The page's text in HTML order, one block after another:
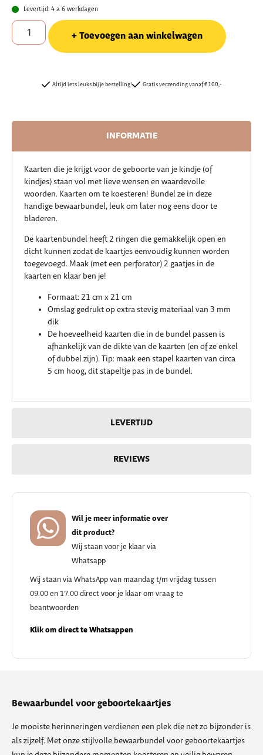
Levertijd: 4 a 6 werkdagen
Toevoegen aan winkelwagen
Altijd iets leuks bij je bestelling! Gratis verzending vanaf €100,-
INFORMATIE
LEVERTIJD
REVIEWS
Kaarten die je krijgt voor de geboorte van je kindje (of
kindjes) staan vol met lieve wensen en waardevolle
woorden. Kaarten om te koesteren! Bundel ze in deze
handige bewaarbundel, leuk om later nog eens door te
bladeren.
De kaartenbundel heeft 2 ringen die gemakkelijk open en
dicht kunnen zodat de kaartjes eenvoudig kunnen worden
toegevoegd. Maak (met een perforator) 2 gaatjes in de
kaarten en klaar ben je!
Formaat: 21 cm x 21 cm
Omslag gedrukt op extra stevig materiaal van 3 mm
dik
De hoeveelheid kaarten die in de bundel passen is
afhankelijk van de dikte van de kaarten (en of ze enkel
of dubbel zijn). Tip: maak een stapel kaarten van circa
5 cm hoog, dit stapeltje pas in de bundel.
Wil je meer informatie over
dit product?
Wij staan voor je klaar via
Whatsapp
Wij staan via WhatsApp van maandag t/m vrijdag tussen
09.00 en 17.00 direct voor je klaar om vraag te
beantwoorden
Klik om direct te Whatsappen
Bewaarbundel voor geboortekaartjes
Je mooiste herinneringen verdienen een plek die net zo bijzonder is
als zijzelf. Met onze stijlvolle bewaarbundel voor geboortekaartjes